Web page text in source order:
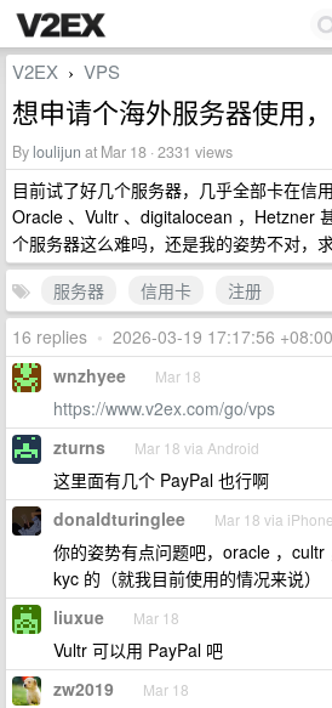
V2EX › VPS
想申请个海外服务器使用
By loulijun at Mar 18 · 2331 views
目前试了好几个服务器，几乎全部卡在信
Oracle 、Vultr 、digitalocean ，Hetzner
个服务器这么难吗，还是我的姿势不对，
服务器
信用卡
注册
16 replies • 2026-03-19 17:17:56 +08:00
wnzhyee Mar 18
https://www.v2ex.com/go/vps
zturns Mar 18 via Android
这里面有几个 PayPal 也行啊
donaldturinglee Mar 18 via iPhone
你的姿势有点问题吧，oracle ，
kyc 的（就我目前使用的情况来说）
liuxue Mar 18
Vultr 可以用 PayPal 吧
zw2019 Mar 18